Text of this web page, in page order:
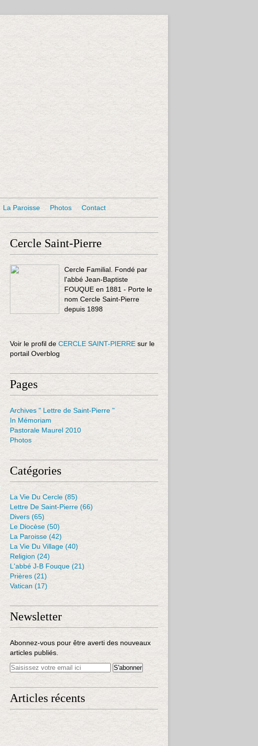
La Paroisse Photos Contact
Cercle Saint-Pierre
Cercle Familial. Fondé par
l'abbé Jean-Baptiste
FOUQUE en 1881 - Porte le
nom Cercle Saint-Pierre
depuis 1898
Voir le profil de CERCLE SAINT-PIERRE sur le
portail Overblog
Pages
Archives " Lettre de Saint-Pierre "
In Mémoriam
Pastorale Maurel 2010
Photos
Catégories
La Vie Du Cercle (85)
Lettre De Saint-Pierre (66)
Divers (65)
Le Diocèse (50)
La Paroisse (42)
La Vie Du Village (40)
Religion (24)
L'abbé J-B Fouque (21)
Prières (21)
Vatican (17)
Newsletter
Abonnez-vous pour être averti des nouveaux
articles publiés.
Articles récents